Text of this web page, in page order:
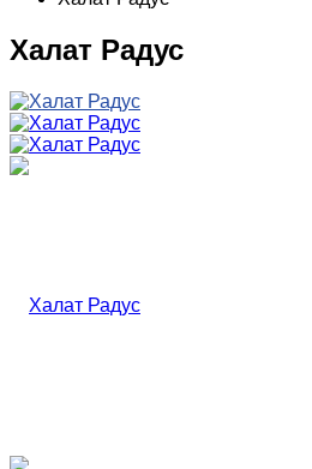
Халат Радус